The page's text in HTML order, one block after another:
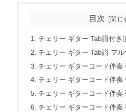
目次
チェリー ギター Tab譜付き
チェリー ギター Tab譜 フ
チェリー ギターコード伴奏
チェリー ギターコード伴奏
チェリー ギターコード伴奏
チェリー ギターコード伴奏